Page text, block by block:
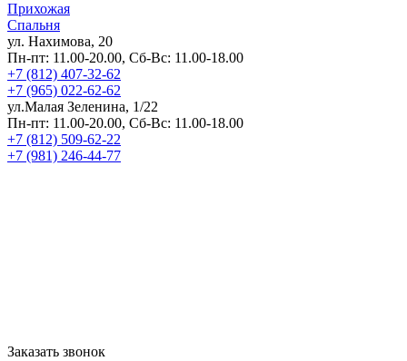
Прихожая
Спальня
ул. Нахимова, 20
Пн-пт: 11.00-20.00, Сб-Вс: 11.00-18.00
+7 (812) 407-32-62
+7 (965) 022-62-62
ул.Малая Зеленина, 1/22
Пн-пт: 11.00-20.00, Сб-Вс: 11.00-18.00
+7 (812) 509-62-22
+7 (981) 246-44-77
Заказать звонок